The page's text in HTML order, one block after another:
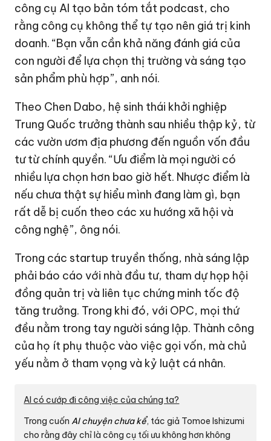
công cụ AI tạo bản tóm tắt podcast, cho
rằng công cụ không thể tự tạo nên giá trị kinh
doanh. “Bạn vẫn cần khả năng đánh giá của
con người để lựa chọn thị trường và sáng tạo
sản phẩm phù hợp”, anh nói.
Theo Chen Dabo, hệ sinh thái khởi nghiệp
Trung Quốc trưởng thành sau nhiều thập kỷ, từ
các vườn ươm địa phương đến nguồn vốn đầu
tư từ chính quyền. “Ưu điểm là mọi người có
nhiều lựa chọn hơn bao giờ hết. Nhược điểm là
nếu chưa thật sự hiểu mình đang làm gì, bạn
rất dễ bị cuốn theo các xu hướng xã hội và
công nghệ”, ông nói.
Trong các startup truyền thống, nhà sáng lập
phải báo cáo với nhà đầu tư, tham dự họp hội
đồng quản trị và liên tục chứng minh tốc độ
tăng trưởng. Trong khi đó, với OPC, mọi thứ
đều nằm trong tay người sáng lập. Thành công
của họ ít phụ thuộc vào việc gọi vốn, mà chủ
yếu nằm ở tham vọng và kỷ luật cá nhân.
AI có cướp đi công việc của chúng ta?
Trong cuốnAI chuyện chưa kể, tác giả Tomoe Ishizumi
cho rằng đây chỉ là công cụ tối ưu không hơn không